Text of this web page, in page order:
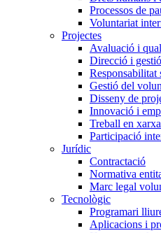
Processos de
Voluntariat
Projectes
Avaluació i
Direcció i
Responsabilitat
Gestió del
Disseny de
Innovació i
Treball en xarxa
Participació
Jurídic
Contractació
Normativa
Marc legal
Tecnològic
Programari
Aplicacions i